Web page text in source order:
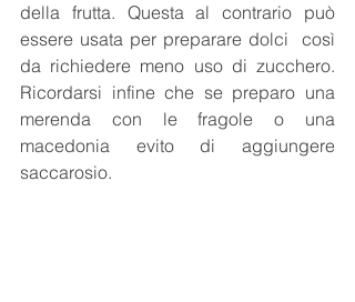
della frutta. Questa al contrario può
essere usata per preparare dolci  così
da richiedere meno uso di zucchero.
Ricordarsi infine che se preparo una
merenda con le fragole o una
macedonia evito di aggiungere
saccarosio.